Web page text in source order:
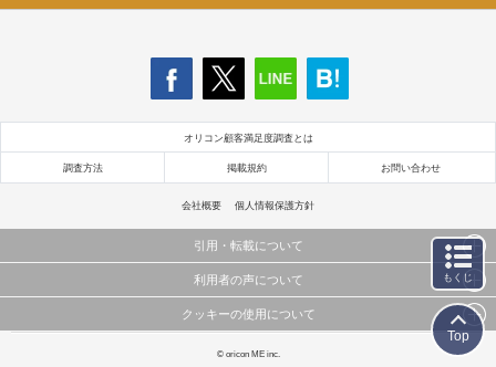
オリコン顧客満足度調査とは
調査方法 掲載規約 お問い合わせ
会社概要 個人情報保護方針
引用・転載について
当サイトで公開されている情報（文字、写真、イラスト、画像データ等）及びこれらの配置・
これらの情報を権利者の許可なく無断転載・複製などの二次利用を行うことは固く禁じており
利用者の声について
当サイトに掲載している内容はすべてサービスの利用者が提出された見解・感想です。
弊社の見解・ 意見ではないことをご理解いただいた上でご覧ください。
クッキーの使用について
このサイトでは Cookie を使用して、ユーザーに合わせたコンテンツや広告の表示、ソーシャル
© oricon ME inc.
もくじ
Top